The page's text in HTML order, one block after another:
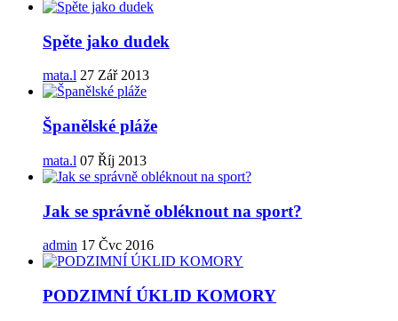
Spěte jako dudek
mata.l 27 Zář 2013
Španělské pláže
mata.l 07 Říj 2013
Jak se správně obléknout na sport?
admin 17 Čvc 2016
PODZIMNÍ ÚKLID KOMORY